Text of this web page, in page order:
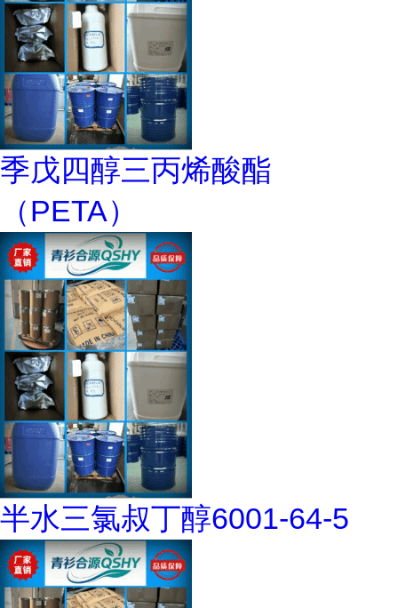
季戊四醇三丙烯酸酯
（PETA）
半水三氯叔丁醇6001-64-5